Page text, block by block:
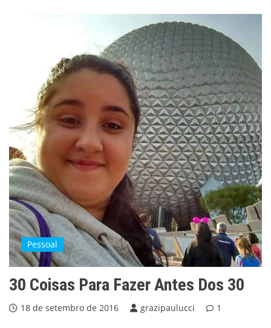
Pessoal
30 Coisas Para Fazer Antes Dos 30
18 de setembro de 2016 grazipaulucci 1